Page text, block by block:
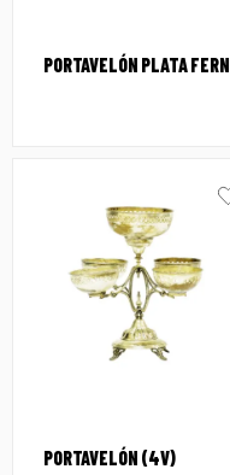
PORTAVELÓN PLATA FERN
PORTAVELÓN (4V)